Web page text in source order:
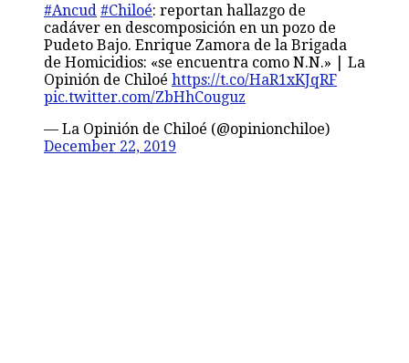
#Ancud #Chiloé: reportan hallazgo de
cadáver en descomposición en un pozo de
Pudeto Bajo. Enrique Zamora de la Brigada
de Homicidios: «se encuentra como N.N.» | La
Opinión de Chiloé https://t.co/HaR1xKJqRF
pic.twitter.com/ZbHhCouguz
— La Opinión de Chiloé (@opinionchiloe)
December 22, 2019